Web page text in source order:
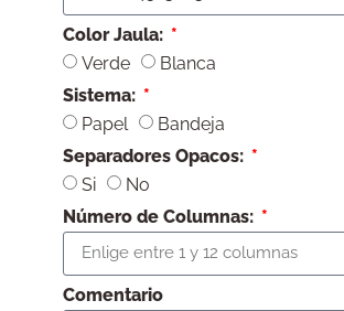
Color Jaula:
Verde
Blanca
Sistema:
Papel
Bandeja
Separadores Opacos:
Si
No
Número de Columnas:
Comentario